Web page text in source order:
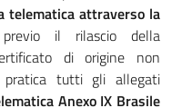
telematica attraverso la
il rilascio della
di origine non
pratica tutti gli allegati
Anexo IX Brasile